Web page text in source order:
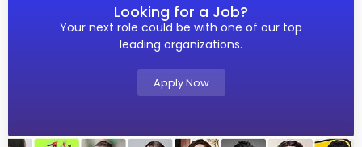
Looking for a Job?
Your next role could be with one of our top
leading organizations.
Apply Now